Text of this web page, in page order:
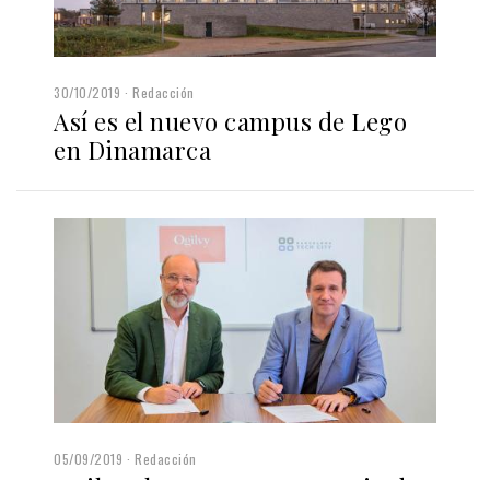
30/10/2019 Redacción
Así es el nuevo campus de Lego
en Dinamarca
05/09/2019 Redacción